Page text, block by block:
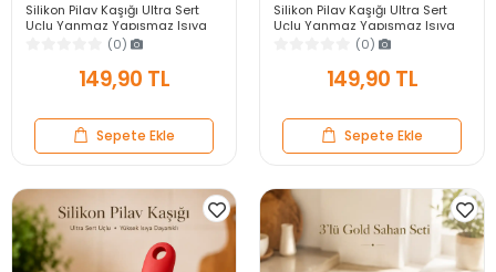
Silikon Pilav Kaşığı Ultra Sert
Uçlu Yanmaz Yapışmaz Isıya
Dayanıklı Gri Servis Yemek
(0)
149,90 TL
Sepete Ekle
Silikon Pilav Kaşığı Ultra Sert
Uçlu Yanmaz Yapışmaz Isıya
Dayanıklı Siyah Servis Yemek
(0)
149,90 TL
Sepete Ekle